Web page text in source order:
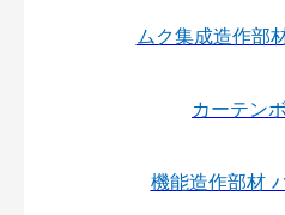
ムク集成造作部
カーテン
機能造作部材